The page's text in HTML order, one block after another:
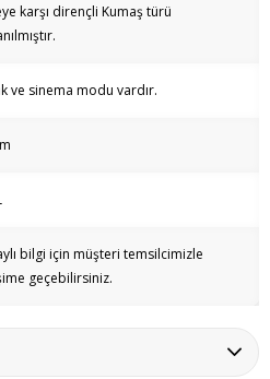
karşı dirençli Kumaş türü
ve sinema modu vardır.
bilgi için müşteri temsilcimizle
geçebilirsiniz.